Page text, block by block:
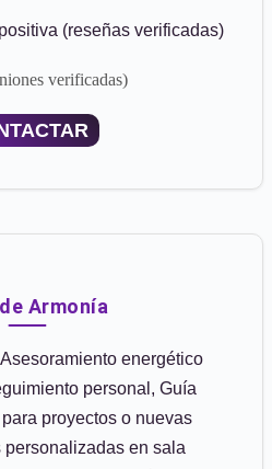
(reseñas verificadas)
verificadas)
Armonía
Asesoramiento energético
personal, Guía
proyectos o nuevas
en sala